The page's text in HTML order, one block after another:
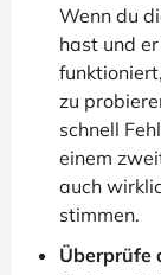
Wenn du
hast und
zu
schnell
einem
auch
stimmen.
Überprüfe